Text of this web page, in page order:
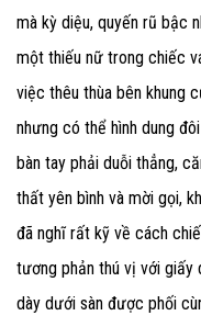
mà kỳ diệu, quyến rũ bậc
một thiếu nữ trong chiếc
việc thêu thùa bên khung
nhưng có thể hình dung
bàn tay phải duỗi thẳng,
thất yên bình và mời gọi,
đã nghĩ rất kỹ về cách
tương phản thú vị với giấy
dày dưới sàn được phối